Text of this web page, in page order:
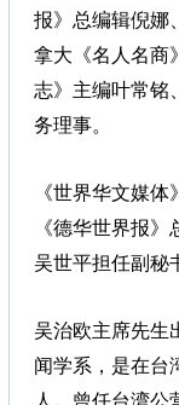
报》总编辑倪娜
拿大《名人名商
志》主编叶常铭
务理事。
《世界华文媒
《德华世界报
吴世平担任副秘
吴治欧主席先生
闻学系，是在台
人。曾任台湾公